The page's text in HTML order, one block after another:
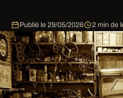
Publié le 29/05/2026 2 min de